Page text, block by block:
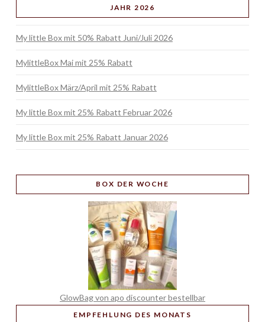
JAHR 2026
My little Box mit 50% Rabatt Juni/Juli 2026
MylittleBox Mai mit 25% Rabatt
MylittleBox März/April mit 25% Rabatt
My little Box mit 25% Rabatt Februar 2026
My little Box mit 25% Rabatt Januar 2026
BOX DER WOCHE
GlowBag von apo discounter bestellbar
EMPFEHLUNG DES MONATS